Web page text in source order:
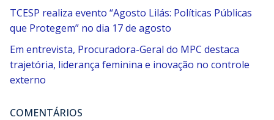
TCESP realiza evento “Agosto Lilás: Políticas Públicas
que Protegem” no dia 17 de agosto
Em entrevista, Procuradora-Geral do MPC destaca
trajetória, liderança feminina e inovação no controle
externo
COMENTÁRIOS